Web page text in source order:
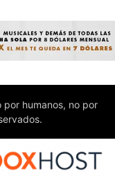
humanos, no por